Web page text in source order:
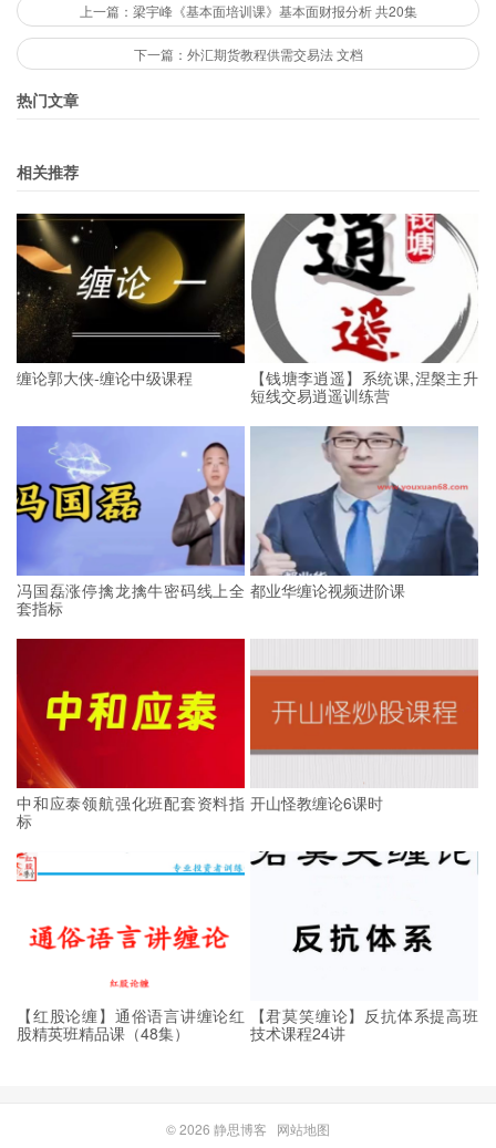
上一篇：梁宇峰《基本面培训课》基本面财报分析 共20集
下一篇：外汇期货教程供需交易法 文档
热门文章
相关推荐
缠论郭大侠-缠论中级课程
【钱塘李逍遥】系统课,涅槃主升
短线交易逍遥训练营
冯国磊涨停擒龙擒牛密码线上全
套指标
都业华缠论视频进阶课
中和应泰领航强化班配套资料指
标
开山怪教缠论6课时
【红股论缠】通俗语言讲缠论红
股精英班精品课（48集）
【君莫笑缠论】反抗体系提高班
技术课程24讲
© 2026 静思博客 网站地图